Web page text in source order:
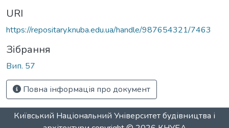
URI
https://repositary.knuba.edu.ua/handle/987654321/7463
Зібрання
Вип. 57
Повна інформація про документ
Київський Національний Університет будівництва і